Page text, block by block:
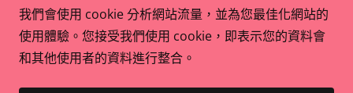
Copyright © 2026 日本文化武藝學舍 — 保留所有權利。
我們會使用 cookie 分析網站流量，並為您最佳化網站的
使用體驗。您接受我們使用 cookie，即表示您的資料會
和其他使用者的資料進行整合。